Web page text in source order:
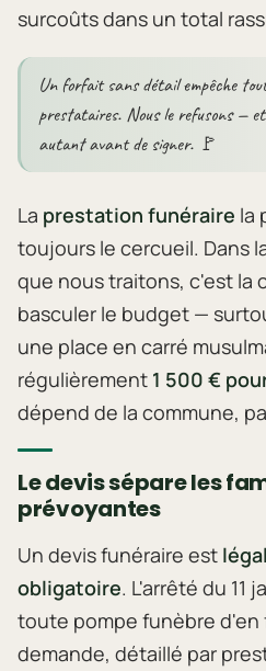
surcoûts dans un total
Un forfait sans détail empêche
prestataires. Nous le refusons —
autant avant de signer. 🚩
La prestation funéraire la
toujours le cercueil. Dans
que nous traitons, c'est la
basculer le budget —
une place en carré
régulièrement 1 500 €
dépend de la commune,
Le devis sépare les
prévoyantes
Un devis funéraire est
obligatoire. L'arrêté du 11
toute pompe funèbre d'en
demande, détaillé par